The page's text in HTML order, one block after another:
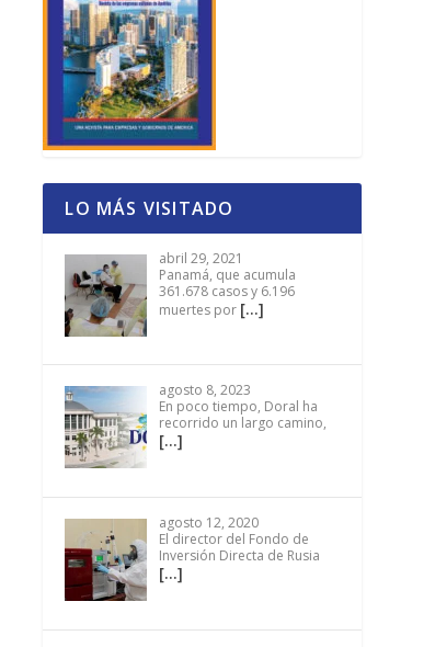
LO MÁS VISITADO
abril 29, 2021
Panamá, que acumula
361.678 casos y 6.196
muertes por […]
agosto 8, 2023
En poco tiempo, Doral ha
recorrido un largo camino,
[…]
agosto 12, 2020
El director del Fondo de
Inversión Directa de Rusia
[…]